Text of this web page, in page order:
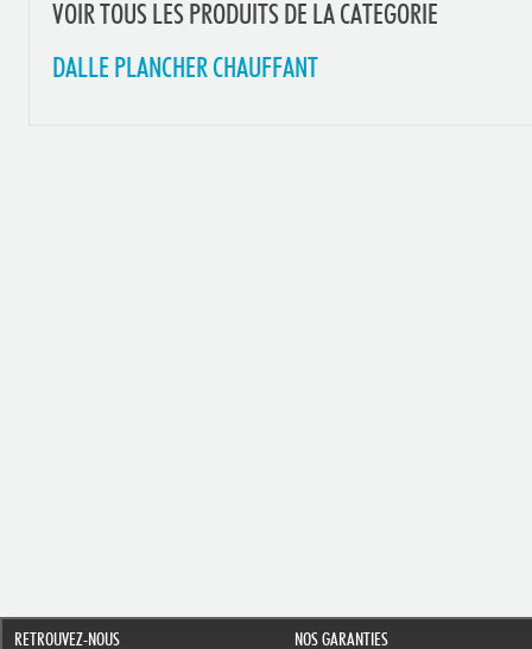
VOIR TOUS LES PRODUITS DE LA CATEGORIE
DALLE PLANCHER CHAUFFANT
RETROUVEZ-NOUS NOS GARANTIES